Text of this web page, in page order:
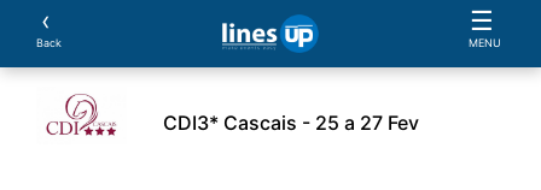
‹
Back
☰
MENU
CDI3* Cascais - 25 a 27 Fev